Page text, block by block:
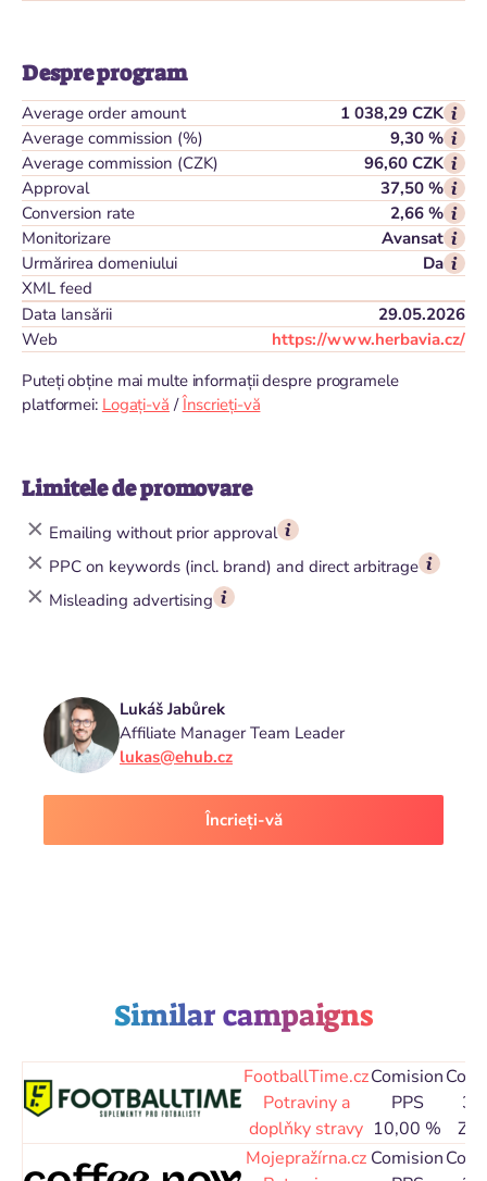
Despre program
Average order amount
1 038,29 CZK
Average commission (%)
9,30 %
Average commission (CZK)
96,60 CZK
Approval
37,50 %
Conversion rate
2,66 %
Monitorizare
Avansat
Urmărirea domeniului
Da
XML feed
Data lansării
29.05.2026
Web
https://www.herbavia.cz/
Puteți obține mai multe informații despre programele
platformei: Logați-vă /Înscrieți-vă
Limitele de promovare
Emailing without prior approval
PPC on keywords (incl. brand) and direct arbitrage
Misleading advertising
Lukáš Jabůrek
Affiliate Manager Team Leader
lukas@ehub.cz
Încrieți-vă
Similar campaigns
FootballTime.cz
Potraviny a
doplňky stravy
Comision
PPS
10,00 %
30
Zile
Mojepražírna.cz Comision